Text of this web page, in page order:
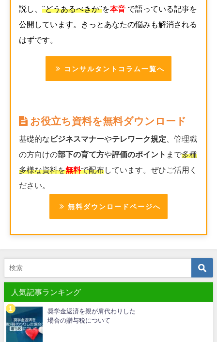
説し、 "どうあるべきか"を本音 で語っている記事を
公開しています。きっとあなたの悩みも解消される
はずです。
コンサルタントコラム一覧へ
お役立ち資料を無料ダウンロード
基礎的な ビジネスマナーやテレワーク規定 、管理職
の方向けの部下の育て方や評価のポイント まで多種
多様な資料を無料で配布しています。ぜひご活用く
ださい。
無料ダウンロードページへ
人気記事ランキング
奨学金返済を親が肩代わりした
場合の贈与税について